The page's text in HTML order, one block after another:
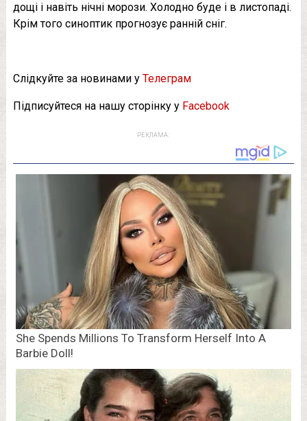
дощі і навіть нічні морози. Холодно буде і в листопаді.
Крім того синоптик прогнозує ранній сніг.
Слідкуйте за новинами у Телеграм
Підписуйтеся на нашу сторінку у Facebook
РЕКЛАМА: